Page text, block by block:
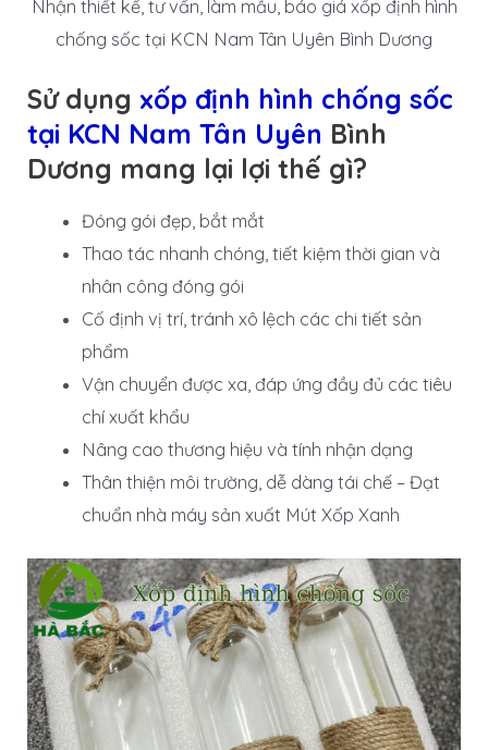
Nhận thiết kế, tư vấn, làm mẫu, báo giá xốp định hình
chống sốc tại KCN Nam Tân Uyên Bình Dương
Sử dụng xốp định hình chống sốc
tại KCN Nam Tân Uyên Bình
Dương mang lại lợi thế gì?
Đóng gói đẹp, bắt mắt
Thao tác nhanh chóng, tiết kiệm thời gian và
nhân công đóng gói
Cố định vị trí, tránh xô lệch các chi tiết sản
phẩm
Vận chuyển được xa, đáp ứng đầy đủ các tiêu
chí xuất khẩu
Nâng cao thương hiệu và tính nhận dạng
Thân thiện môi trường, dễ dàng tái chế – Đạt
chuẩn nhà máy sản xuất Mút Xốp Xanh